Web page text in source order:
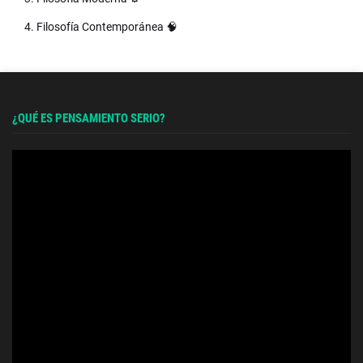
4. Filosofía Contemporánea 🧠
¿QUÉ ES PENSAMIENTO SERIO?